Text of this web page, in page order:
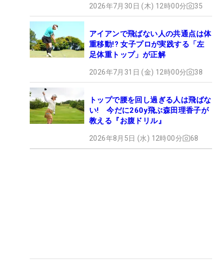
2026年7月30日 (木) 12時00分 35
アイアンで飛ばない人の共通点は体
重移動!? 女子プロが実践する「左
足体重トップ」が正解
2026年7月31日 (金) 12時00分 38
トップで腰を回し過ぎる人は飛ばな
い! 今だに260y飛ぶ森田理香子が
教える『お腹ドリル』
2026年8月5日 (水) 12時00分 68